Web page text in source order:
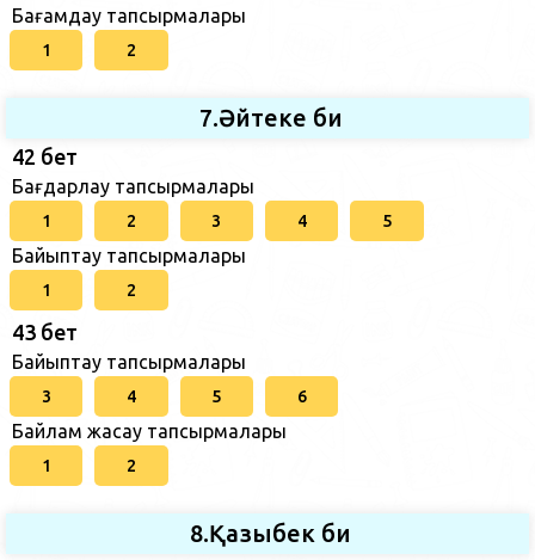
Бағамдау тапсырмалары
1 2
7.Әйтеке би
42 бет
Бағдарлау тапсырмалары
1 2 3 4 5
Байыптау тапсырмалары
1 2
43 бет
Байыптау тапсырмалары
3 4 5 6
Байлам жасау тапсырмалары
1 2
8.Қазыбек би